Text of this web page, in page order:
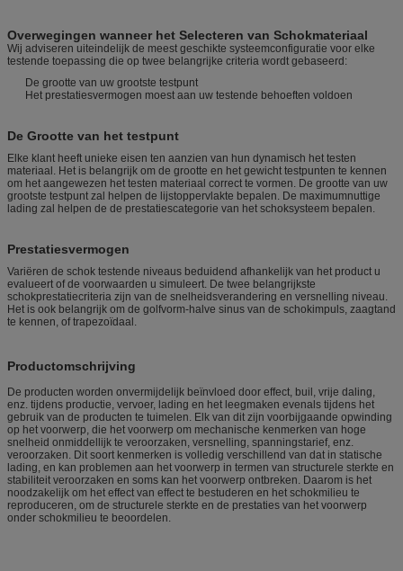
Overwegingen wanneer het Selecteren van Schokmateriaal
Wij adviseren uiteindelijk de meest geschikte systeemconfiguratie voor elke
testende toepassing die op twee belangrijke criteria wordt gebaseerd:
De grootte van uw grootste testpunt
Het prestatiesvermogen moest aan uw testende behoeften voldoen
De Grootte van het testpunt
Elke klant heeft unieke eisen ten aanzien van hun dynamisch het testen
materiaal. Het is belangrijk om de grootte en het gewicht testpunten te kennen
om het aangewezen het testen materiaal correct te vormen. De grootte van uw
grootste testpunt zal helpen de lijstoppervlakte bepalen. De maximumnuttige
lading zal helpen de de prestatiescategorie van het schoksysteem bepalen.
Prestatiesvermogen
Variëren de schok testende niveaus beduidend afhankelijk van het product u
evalueert of de voorwaarden u simuleert. De twee belangrijkste
schokprestatiecriteria zijn van de snelheidsverandering en versnelling niveau.
Het is ook belangrijk om de golfvorm-halve sinus van de schokimpuls, zaagtand
te kennen, of trapezoïdaal.
Productomschrijving
De producten worden onvermijdelijk beïnvloed door effect, buil, vrije daling,
enz. tijdens productie, vervoer, lading en het leegmaken evenals tijdens het
gebruik van de producten te tuimelen. Elk van dit zijn voorbijgaande opwinding
op het voorwerp, die het voorwerp om mechanische kenmerken van hoge
snelheid onmiddellijk te veroorzaken, versnelling, spanningstarief, enz.
veroorzaken. Dit soort kenmerken is volledig verschillend van dat in statische
lading, en kan problemen aan het voorwerp in termen van structurele sterkte en
stabiliteit veroorzaken en soms kan het voorwerp ontbreken. Daarom is het
noodzakelijk om het effect van effect te bestuderen en het schokmilieu te
reproduceren, om de structurele sterkte en de prestaties van het voorwerp
onder schokmilieu te beoordelen.